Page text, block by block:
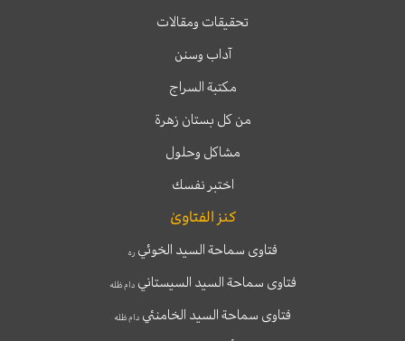
تحقيقات ومقالات
آداب وسنن
مكتبة السراج
من كل بستان زهرة
مشاكل وحلول
اختبر نفسك
كنز الفتاوىٰ
فتاوى سماحة السيد الخوئيره
فتاوى سماحة السيد السيستانيدام ظله
فتاوى سماحة السيد الخامنئي دام ظله